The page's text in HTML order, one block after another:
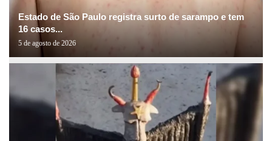
Estado de São Paulo registra surto de sarampo e tem
16 casos...
5 de agosto de 2026